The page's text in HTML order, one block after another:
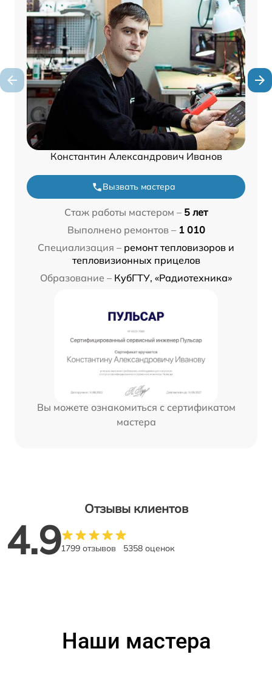
Константин Александрович Иванов
Вызвать мастера
Стаж работы мастером – 5 лет
Выполнено ремонтов – 1 010
Специализация – ремонт тепловизоров и
тепловизионных прицелов
Образование – КубГТУ, «Радиотехника»
Вы можете ознакомиться с сертификатом
мастера
Отзывы клиентов
4.91799 отзывов 5358 оценок
Наши мастера